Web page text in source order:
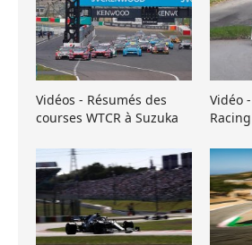
Vidéos - Résumés des
courses WTCR à Suzuka
Vidéo